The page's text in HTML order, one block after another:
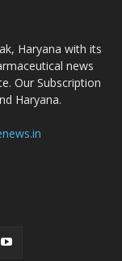
Haryana with its
news
Our Subscription
Haryana.